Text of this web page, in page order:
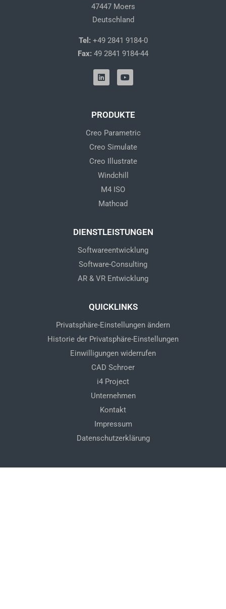
47447 Moers
Deutschland
Tel: +49 2841 9184-0
Fax: 49 2841 9184-44
L
i
n
d
i
n
Y
o
u
b
e
PRODUKTE
Creo Parametric
Creo Simulate
Creo Illustrate
Windchill
M4 ISO
Mathcad
DIENSTLEISTUNGEN
Softwareentwicklung
Software-Consulting
AR & VR Entwicklung
QUICKLINKS
Privatsphäre-Einstellungen ändern
Historie der Privatsphäre-Einstellungen
Einwilligungen widerrufen
CAD Schroer
i4 Project
Unternehmen
Kontakt
Impressum
Datenschutzerklärung